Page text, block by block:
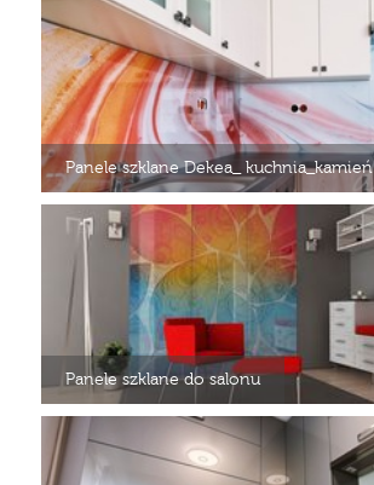
Panele szklane Dekea_ kuchnia_kamień
Panele szklane do salonu